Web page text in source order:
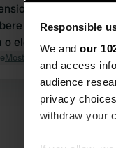
Responsible
We and our
and access
audience
privacy
withdraw your
meno
su sentiero roccioso
o elettricità
Mostra originale